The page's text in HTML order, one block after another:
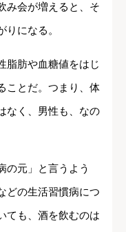
み会が増えると、そ
になる。
脂肪や血糖値をはじ
ことだ。つまり、体
なく、男性も、なの
の元」と言うよう
どの生活習慣病につ
ても、酒を飲むのは